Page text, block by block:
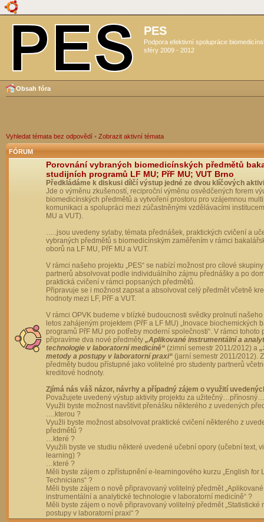
PES
Podpora efektivní spolupráce
sféry 2009 - 2012
Obsah fóra
Vyhledat témata bez odpovědí • Zobrazit aktivní témata
FÓRUM
Porovnání vybraných biomedicínských předmětů
studijních programů LF MU; PřF MU; VUT Brno
Předkládáme k diskusi dílčí výstup jedné ze dvou klíčových
Jde o výměnu zkušeností, reciproční výměnu osvědčených forem
biomedicínských předmětů a vytvoření prostoru pro vzájemnou
komunikaci a spolupráci mezi zúčastněnými vzdělávacími
MU a VUT).
…..jsou uvedeny sylaby, témata přednášek, praktických cvičení a
vybraných předmětů s biomedicínským zaměřením v rámci
oborů na LF MU, PřF MU a VUT.
V rámci našeho projektu „PES“ se nabízí možnost pro cílové
partnerů absolvovat podle individuálního zájmu přednášky a po
praktická cvičení v rámci popsaných předmětů.
Připravuje se i možnost zapsat a absolvovat celý předmět včetně
hodnoty mezi LF, PřF a VUT.
V rámci OPVK budeme v blízké budoucnosti svědky prolnutí
letos zahájeným projektem (PřF a LF MU) „Inovace biochemických
programů PřF MU pro potřeby moderní společnosti“. V rámci tohoto
připravíme dva nové předměty „Aplikované instrumentální a
technologie v laboratorní medicíně“ (zimní semestr 2011/2012) a
metody a postupy v laboratorní praxi“ (jarní semestr 2011/2012).
předměty budou přístupné jako volitelné pro studenty partnerů
kreditové hodnoty.
Zjímá nás váš názor, návrhy a případný zájem o využití
Považujete uvedený výstup aktivity projektu za
Využli byste možnost navštívit přenášku některého z uvedených
….kterou ?
Využli byste možnost absolvovat praktické cvičení některého z
předmětů ?
…které ?
Využili byste ve studiu některé uvedené učební opory (učební text,
learning) ?
…které ?
Měli byste zájem o zpřístupnění e-learningového kurzu „English for
Technicians“ ?
Měli byste zájem o nově připravovaný volitelný předmět „Aplikované
instrumentální a analytické technologie v laboratorní medicíně“ ?
Měli byste zájem o nově připravovaný volitelný předmět „Statistické
postupy v laboratorní praxi“ ?